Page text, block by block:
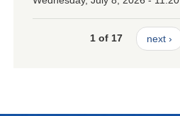
1 of 17 next ›